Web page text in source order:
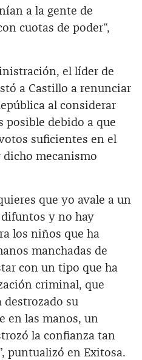
a la gente de
cuotas de poder“,
el líder de
a Castillo a renunciar
al considerar
posible debido a que
suficientes en el
dicho mecanismo
que yo avale a un
y no hay
los niños que ha
manchadas de
con un tipo que ha
criminal, que
destrozado su
en las manos, un
la confianza tan
puntualizó en Exitosa.